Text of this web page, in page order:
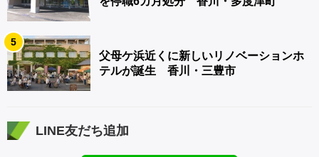
5
父母ケ浜近くに新しいリノベーションホ
テルが誕生 香川・三豊市
LINE友だち追加